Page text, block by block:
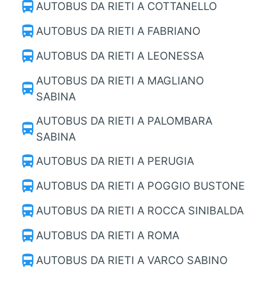
directions_bus AUTOBUS DA RIETI A COTTANELLO
directions_bus AUTOBUS DA RIETI A FABRIANO
directions_bus AUTOBUS DA RIETI A LEONESSA
directions_bus AUTOBUS DA RIETI A MAGLIANO
SABINA
directions_bus AUTOBUS DA RIETI A PALOMBARA
SABINA
directions_bus AUTOBUS DA RIETI A PERUGIA
directions_bus AUTOBUS DA RIETI A POGGIO BUSTONE
directions_bus AUTOBUS DA RIETI A ROCCA SINIBALDA
directions_bus AUTOBUS DA RIETI A ROMA
directions_bus AUTOBUS DA RIETI A VARCO SABINO